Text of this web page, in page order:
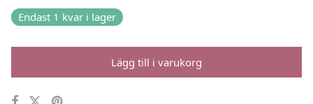
Endast 1 kvar i lager
Lägg till i varukorg